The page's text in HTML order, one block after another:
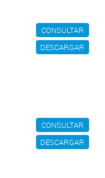
CONSULTAR
DESCARGAR
CONSULTAR
DESCARGAR